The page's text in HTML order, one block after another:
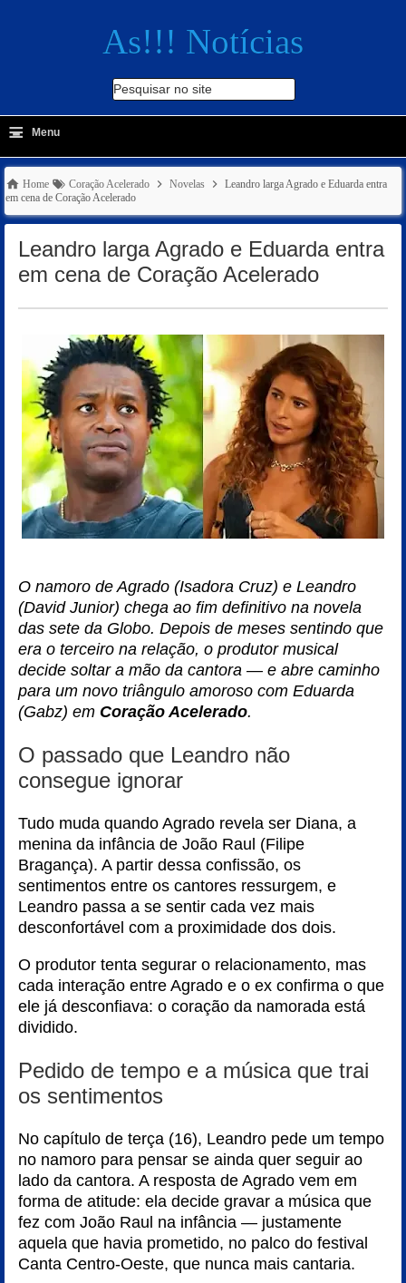
As!!! Notícias
Pesquisar no site
-
≡ Menu
Home Coração Acelerado Novelas
Leandro larga Agrado e Eduarda entra
em cena de Coração Acelerado
Leandro larga Agrado e Eduarda entra
em cena de Coração Acelerado
O namoro de Agrado (Isadora Cruz) e Leandro
(David Junior) chega ao fim definitivo na novela
das sete da Globo. Depois de meses sentindo que
era o terceiro na relação, o produtor musical
decide soltar a mão da cantora — e abre caminho
para um novo triângulo amoroso com Eduarda
(Gabz) em Coração Acelerado.
O passado que Leandro não
consegue ignorar
Tudo muda quando Agrado revela ser Diana, a
menina da infância de João Raul (Filipe
Bragança). A partir dessa confissão, os
sentimentos entre os cantores ressurgem, e
Leandro passa a se sentir cada vez mais
desconfortável com a proximidade dos dois.
O produtor tenta segurar o relacionamento, mas
cada interação entre Agrado e o ex confirma o que
ele já desconfiava: o coração da namorada está
dividido.
Pedido de tempo e a música que trai
os sentimentos
No capítulo de terça (16), Leandro pede um tempo
no namoro para pensar se ainda quer seguir ao
lado da cantora. A resposta de Agrado vem em
forma de atitude: ela decide gravar a música que
fez com João Raul na infância — justamente
aquela que havia prometido, no palco do festival
Canta Centro-Oeste, que nunca mais cantaria.